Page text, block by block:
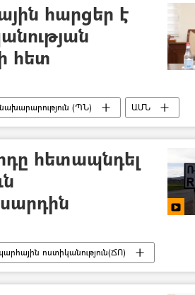
հարցեր է
հետ
(ՊՆ) ԱՄՆ
հետապնդել
ոստիկանություն(ՃՈ)